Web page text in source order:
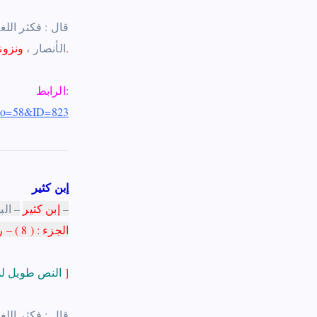
– …. قال : فكثر
الأنصار ، فقال قائل منهم : قتلتم سعد بن عبادة قال : فقلت : قتل الله سعد بن عبادة.
الرابط:
إبن كثير
إبن كثير – البداية والنهاية – سنة إحدى عشرة من الهجرة – قصة سقيفة بني ساعدة –
الجزء : ( 8 ) – رقم الصفحة : ( 84
]